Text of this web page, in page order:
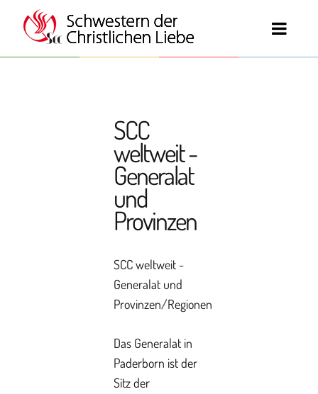
SCC
weltweit -
Generalat
und
Provinzen
SCC weltweit -
Generalat und
Provinzen/Regionen
Das Generalat in
Paderborn ist der
Sitz der